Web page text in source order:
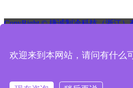
CopyRight © 捷诚制冷科技（浙江）
欢迎来到本网站，请问有什么